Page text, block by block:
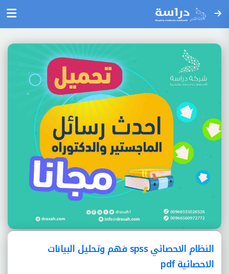
النظام الاحصائي spss فهم وتحليل البيانات
الاحصائية pdf